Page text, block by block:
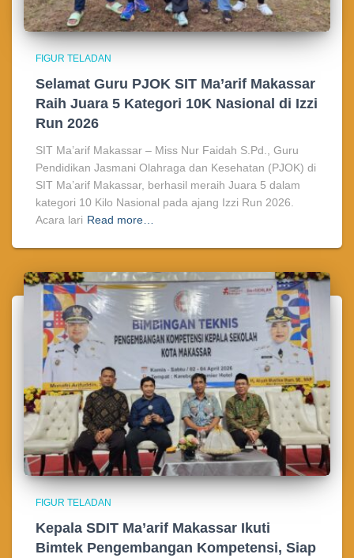
FIGUR TELADAN
Selamat Guru PJOK SIT Ma’arif Makassar
Raih Juara 5 Kategori 10K Nasional di Izzi
Run 2026
SIT Ma’arif Makassar – Miss Nur Faidah S.Pd., Guru
Pendidikan Jasmani Olahraga dan Kesehatan (PJOK) di
SIT Ma’arif Makassar, berhasil meraih Juara 5 dalam
kategori 10 Kilo Nasional pada ajang Izzi Run 2026.
Acara lari Read more…
FIGUR TELADAN
Kepala SDIT Ma’arif Makassar Ikuti
Bimtek Pengembangan Kompetensi, Siap